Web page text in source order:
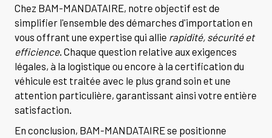
Chez BAM-MANDATAIRE, notre objectif est de
simplifier l'ensemble des démarches d'importation en
vous offrant une expertise qui allie rapidité, sécurité et
efficience. Chaque question relative aux exigences
légales, à la logistique ou encore à la certification du
véhicule est traitée avec le plus grand soin et une
attention particulière, garantissant ainsi votre entière
satisfaction.
En conclusion, BAM-MANDATAIRE se positionne